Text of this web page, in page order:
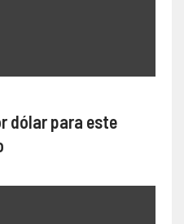
dólar para este